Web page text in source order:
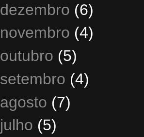
dezembro (6)
novembro (4)
outubro (5)
setembro (4)
agosto (7)
julho (5)